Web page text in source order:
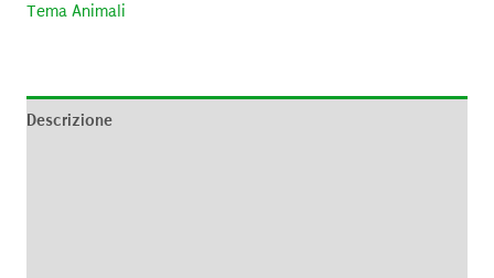
Tema Animali
Descrizione